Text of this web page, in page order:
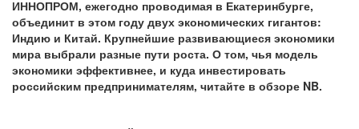
ИННОПРОМ, ежегодно проводимая в Екатеринбурге,
объединит в этом году двух экономических гигантов:
Индию и Китай. Крупнейшие развивающиеся экономики
мира выбрали разные пути роста. О том, чья модель
экономики эффективнее, и куда инвестировать
российским предпринимателям, читайте в обзоре NB.